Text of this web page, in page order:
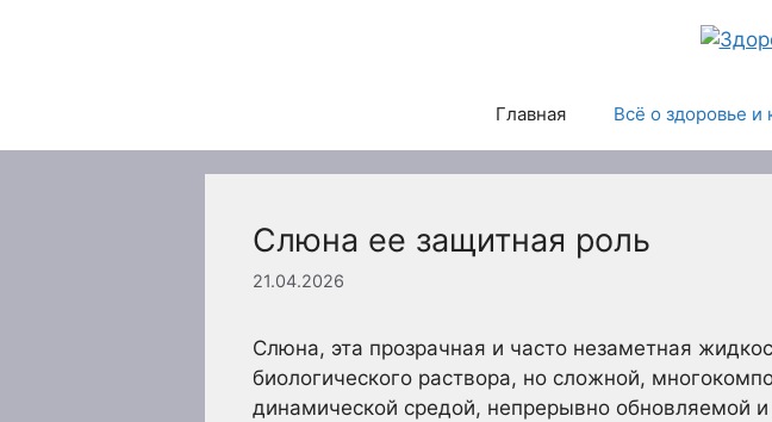
Главная Всё о здоровье и
Слюна ее защитная роль
21.04.2026
Слюна, эта прозрачная и часто незаметная
биологического раствора, но сложной,
динамической средой, непрерывно обновляемой